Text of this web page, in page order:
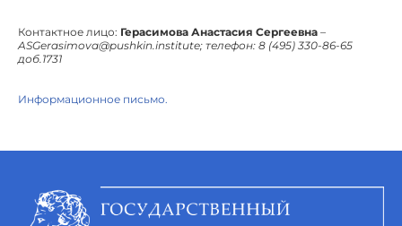
Контактное лицо: Герасимова Анастасия Сергеевна –
ASGerasimova@pushkin.institute; телефон: 8 (495) 330-86-65
доб.1731
Информационное письмо.